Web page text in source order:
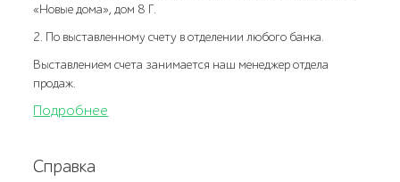
«Новые дома», дом 8 Г.
2. По выставленному счету в отделении любого банка.
Выставлением счета занимается наш менеджер отдела
продаж.
Подробнее
Справка